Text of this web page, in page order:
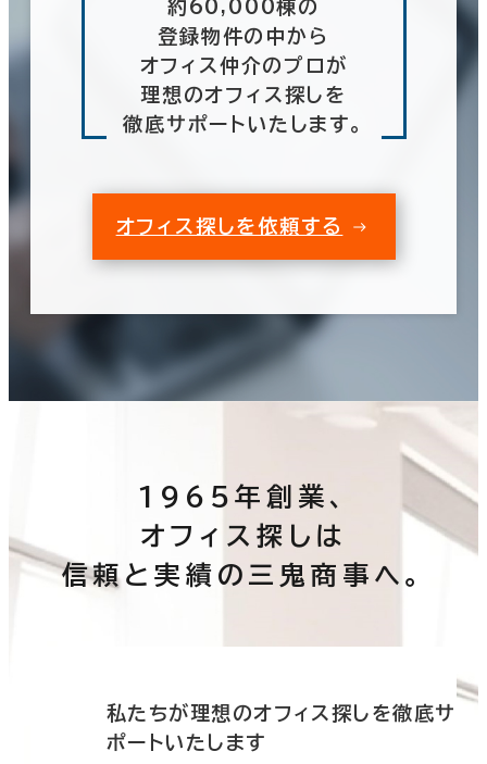
約60,000棟の
登録物件の中から
オフィス仲介のプロが
理想のオフィス探しを
徹底サポートいたします。
オフィス探しを依頼する
1965年創業、
オフィス探しは
信頼と実績の三鬼商事へ。
私たちが理想のオフィス探しを徹底サ
ポートいたします